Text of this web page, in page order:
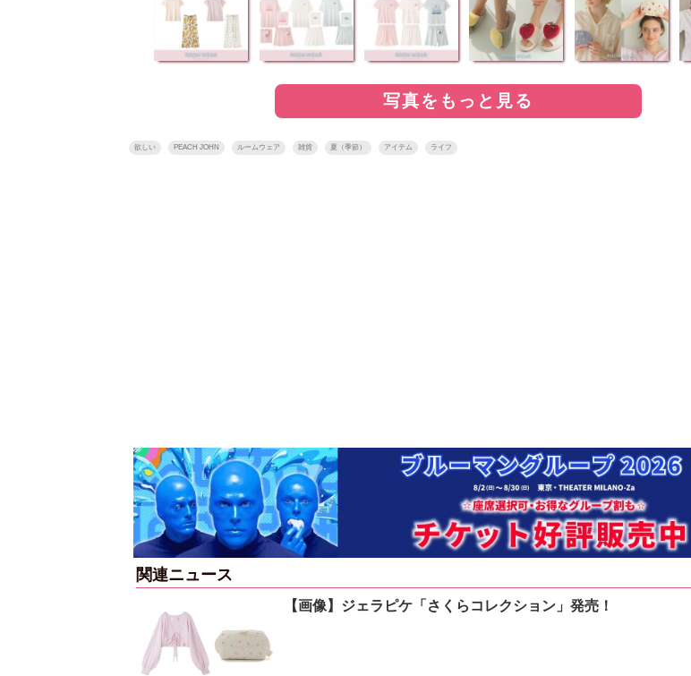
写真をもっと見る
欲しい PEACH JOHN ルームウェア 雑貨 夏（季節） アイテム ライフ
関連ニュース
【画像】ジェラピケ「さくらコレクション」発売！